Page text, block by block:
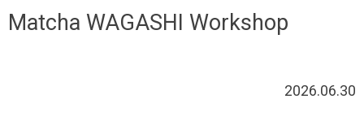
Matcha WAGASHI Workshop
2026.06.30